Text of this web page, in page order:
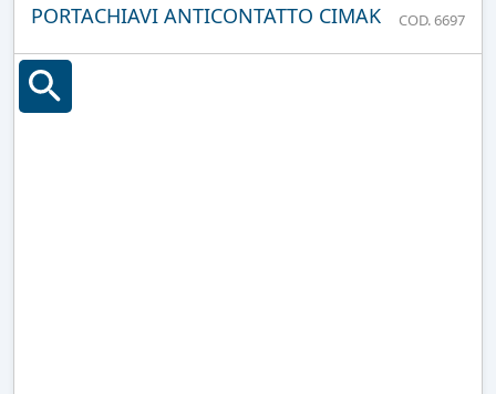
PORTACHIAVI ANTICONTATTO CIMAK COD. 6697